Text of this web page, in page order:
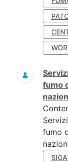
fumo
fumo